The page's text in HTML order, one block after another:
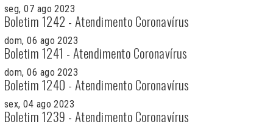
seg, 07 ago 2023
Boletim 1242 - Atendimento Coronavírus
dom, 06 ago 2023
Boletim 1241 - Atendimento Coronavírus
dom, 06 ago 2023
Boletim 1240 - Atendimento Coronavírus
sex, 04 ago 2023
Boletim 1239 - Atendimento Coronavírus